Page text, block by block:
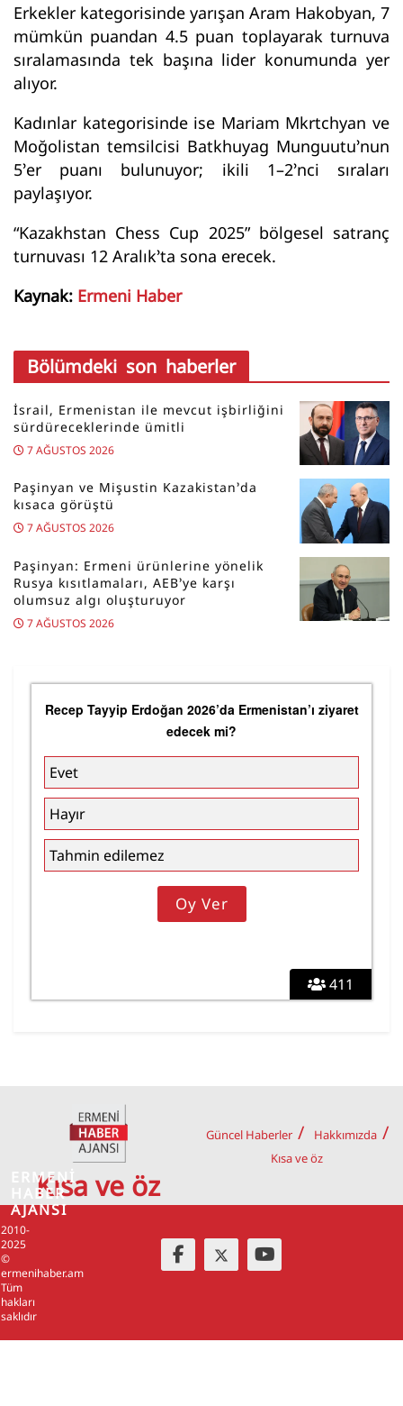
Erkekler kategorisinde yarışan Aram Hakobyan, 7
mümkün puandan 4.5 puan toplayarak turnuva
sıralamasında tek başına lider konumunda yer
alıyor.
Kadınlar kategorisinde ise Mariam Mkrtchyan ve
Moğolistan temsilcisi Batkhuyag Munguutu’nun
5’er puanı bulunuyor; ikili 1–2’nci sıraları
paylaşıyor.
“Kazakhstan Chess Cup 2025” bölgesel satranç
turnuvası 12 Aralık’ta sona erecek.
Kaynak: Ermeni Haber
Bölümdeki son haberler
İsrail, Ermenistan ile mevcut işbirliğini
sürdüreceklerinde ümitli
7 AĞUSTOS 2026
Paşinyan ve Mişustin Kazakistan’da
kısaca görüştü
7 AĞUSTOS 2026
Paşinyan: Ermeni ürünlerine yönelik
Rusya kısıtlamaları, AEB’ye karşı
olumsuz algı oluşturuyor
7 AĞUSTOS 2026
411
Recep Tayyip Erdoğan 2026’da Ermenistan’ı ziyaret
edecek mi?
Evet
Hayır
Tahmin edilemez
Kısa ve öz
Güncel Haberler
Hakkımızda
Kısa ve öz
2010-
2025
©
ermenihaber.am
Tüm
hakları
saklıdır
ERMENİ
HABER
AJANSI